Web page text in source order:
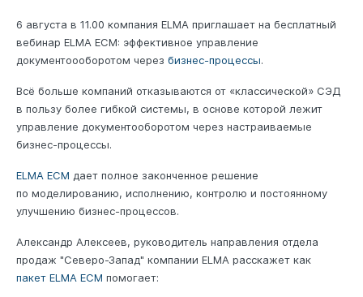
6 августа в 11.00 компания ELMA приглашает на бесплатный
вебинар ELMA ECM: эффективное управление
документоооборотом через бизнес-процессы.
Всё больше компаний отказываются от «классической» СЭД
в пользу более гибкой системы, в основе которой лежит
управление документооборотом через настраиваемые
бизнес-процессы.
ELMA ECM дает полное законченное решение
по моделированию, исполнению, контролю и постоянному
улучшению бизнес-процессов.
Александр Алексеев, руководитель направления отдела
продаж "Северо-Запад" компании ELMA расскажет как
пакет ELMA ECM помогает: